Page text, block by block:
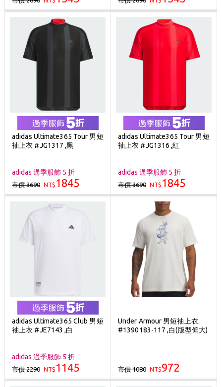
adidas Ultimate365 Tour 男短
袖上衣 #JG1317 ,黑
adidas 過季服飾 5 折
市價 3690 NT$ 1845
adidas Ultimate365 Tour 男短
袖上衣 #JG1316 ,紅
adidas 過季服飾 5 折
市價 3690 NT$ 1845
adidas Ultimate365 Club 男短
袖上衣 #JE7143 ,白
adidas 過季服飾 5 折
市價 2290 NT$ 1145
Under Armour 男短袖上衣
#1390183-117 ,白(版型偏大)
市價 1080 NT$972